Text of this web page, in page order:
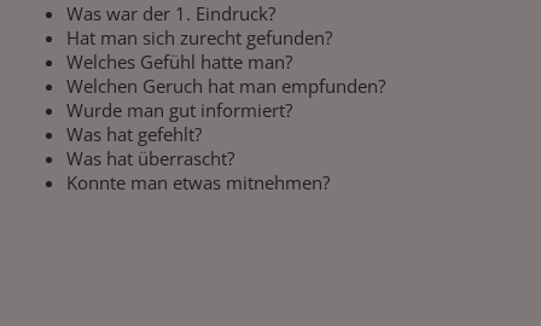
Was war der 1. Eindruck?
Hat man sich zurecht gefunden?
Welches Gefühl hatte man?
Welchen Geruch hat man empfunden?
Wurde man gut informiert?
Was hat gefehlt?
Was hat überrascht?
Konnte man etwas mitnehmen?